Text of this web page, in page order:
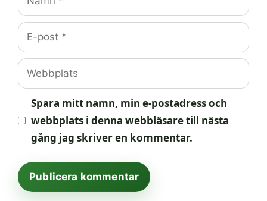
E-
post
Webbplats
Spara mitt namn, min e-postadress och
webbplats i denna webbläsare till nästa
gång jag skriver en kommentar.